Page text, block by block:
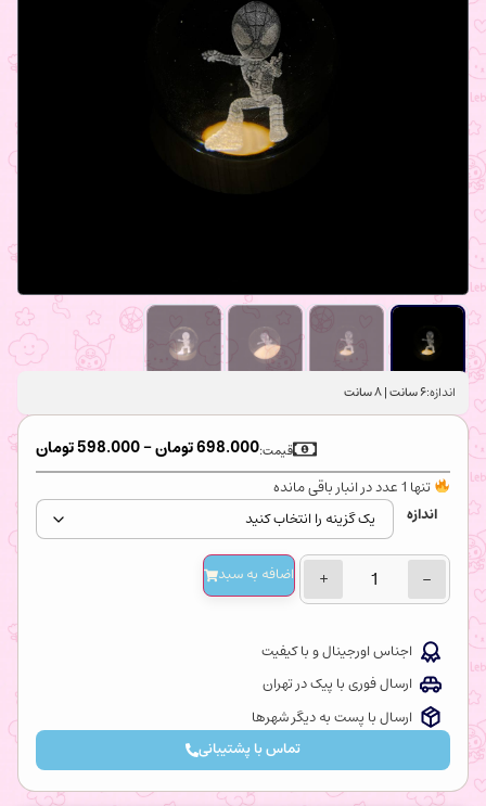
اندازه:۶ سانت | ۸ سانت
698.000تومان–
598.000تومان قیمت:
تنها 1 عدد در انبار باقی مانده
اندازه
−
+ اضافه‌ به سبد
اجناس اورجینال و با کیفیت
ارسال فوری با پیک در تهران
ارسال با پست به دیگر شهرها
تماس با پشتیبانی